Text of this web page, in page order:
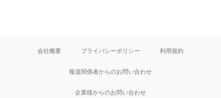
会社概要 プライバシーポリシー 利用規約
報道関係者からのお問い合わせ
企業様からのお問い合わせ